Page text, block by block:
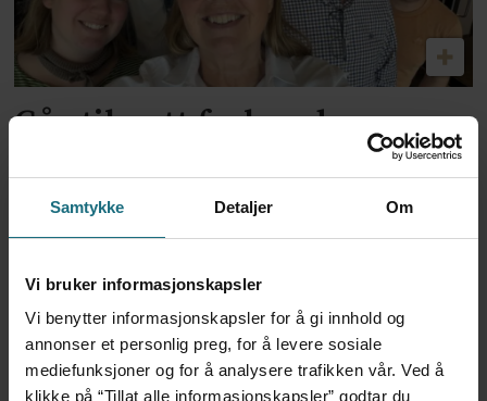
Samtykke Detaljer Om
Vi bruker informasjonskapsler
Vi benytter informasjonskapsler for å gi innhold og
annonser et personlig preg, for å levere sosiale
mediefunksjoner og for å analysere trafikken vår. Ved å
klikke på “Tillat alle informasjonskapsler” godtar du
Går til nytt forbund